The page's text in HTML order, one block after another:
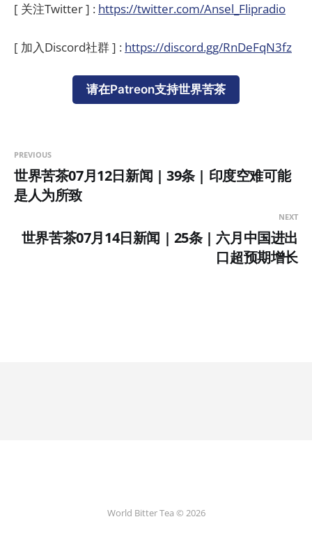
[ 关注Twitter ] : https://twitter.com/Ansel_Flipradio
[ 加入Discord社群 ] : https://discord.gg/RnDeFqN3fz
请在Patreon支持世界苦茶
PREVIOUS
世界苦茶07月12日新闻 | 39条 | 印度空难可能
是人为所致
NEXT
世界苦茶07月14日新闻 | 25条 | 六月中国进出
口超预期增长
World Bitter Tea © 2026